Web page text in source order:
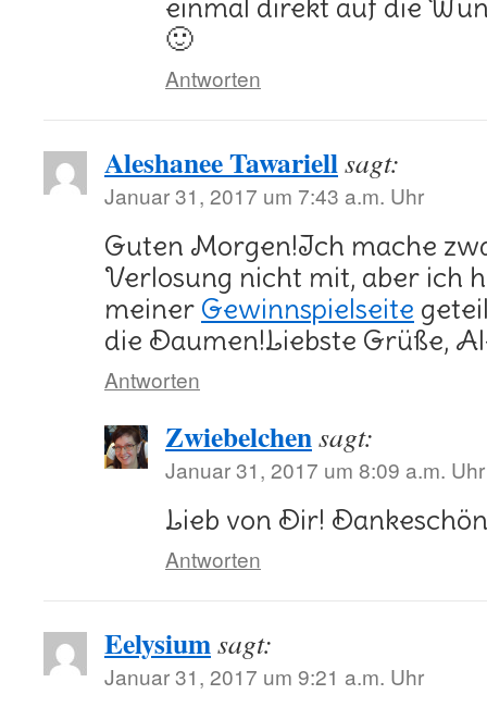
einmal direkt auf die
🙂
Antworten
Aleshanee Tawariellsagt:
Januar 31, 2017 um 7:43 a.m. Uhr
Guten Morgen!Ich mache
Verlosung nicht mit, aber ich
meiner Gewinnspielseite
die Daumen!Liebste Grüße,
Antworten
Zwiebelchensagt:
Januar 31, 2017 um 8:09 a.m. Uhr
Lieb von Dir!
Antworten
Eelysiumsagt:
Januar 31, 2017 um 9:21 a.m. Uhr